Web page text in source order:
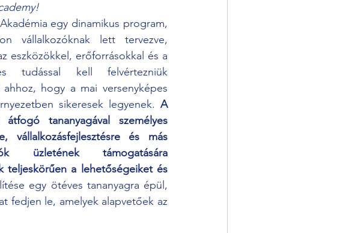
egy dinamikus program,
vállalkozóknak lett tervezve,
eszközökkel, erőforrásokkal és a
tudással kell felvértezniük
ahhoz, hogy a mai versenyképes
sikeresek legyenek. A
átfogó tananyagával személyes
vállalkozásfejlesztésre és más
üzletének támogatására
teljeskörűen a lehetőségeiket és
egy ötéves tananyagra épül,
fedjen le, amelyek alapvetőek az